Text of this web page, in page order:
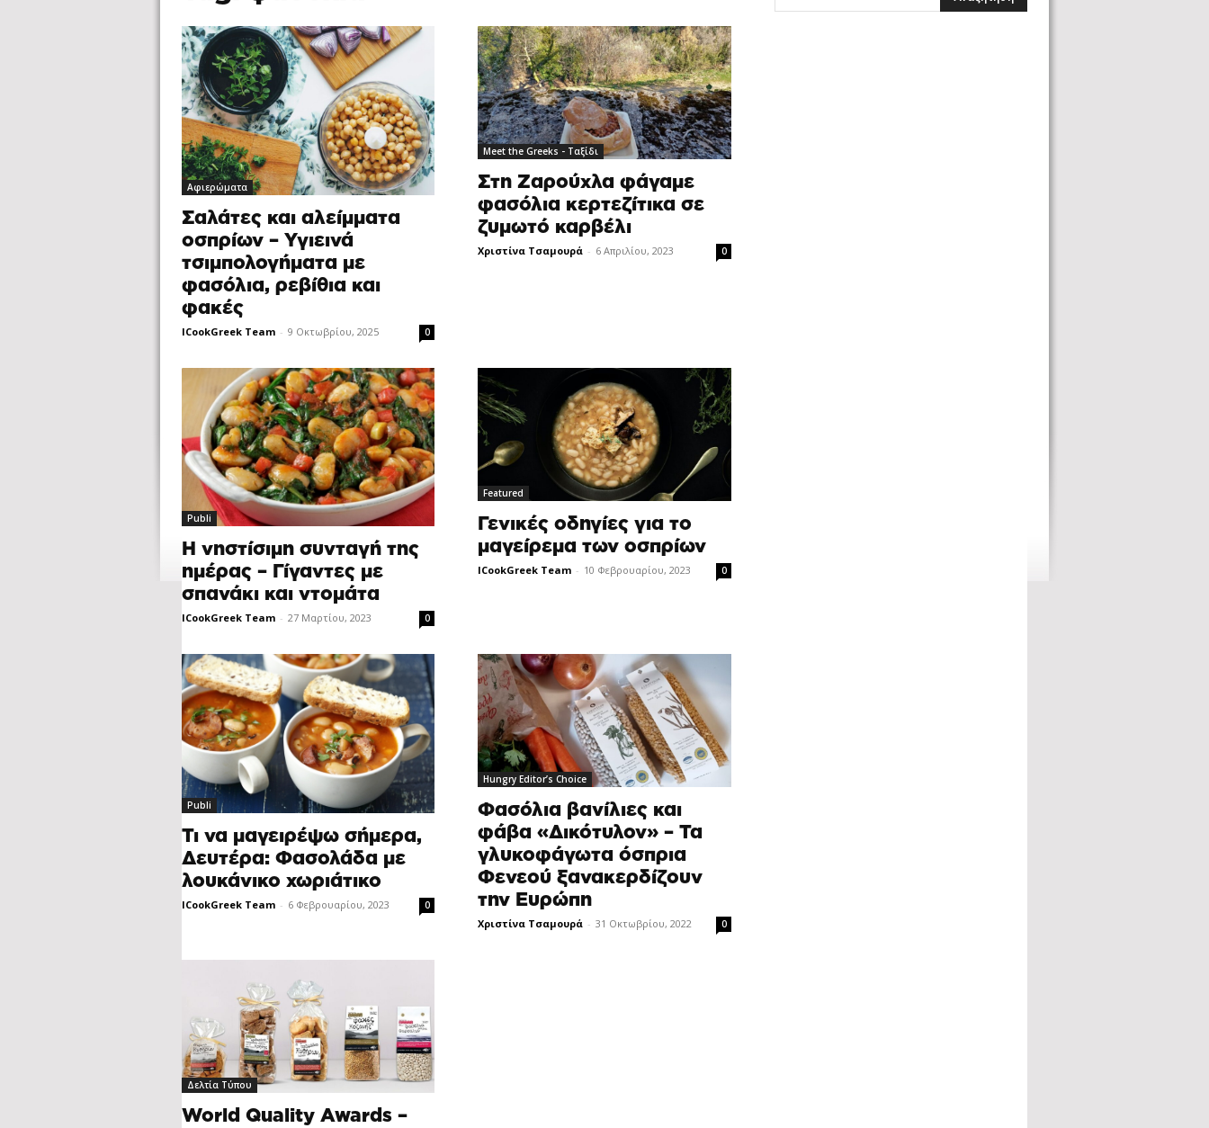
Αφιερώματα
Σαλάτες και αλείμματα
οσπρίων – Υγιεινά
τσιμπολογήματα με
φασόλια, ρεβίθια και
φακές
ICookGreek Team - 9 Οκτωβρίου, 2025 0
Meet the Greeks - Ταξίδι
Στη Ζαρούχλα φάγαμε
φασόλια κερτεζίτικα σε
ζυμωτό καρβέλι
Χριστίνα Τσαμουρά - 6 Απριλίου, 2023 0
Publi
Η νηστίσιμη συνταγή της
ημέρας – Γίγαντες με
σπανάκι και ντομάτα
ICookGreek Team - 27 Μαρτίου, 2023 0
Featured
Γενικές οδηγίες για το
μαγείρεμα των οσπρίων
ICookGreek Team - 10 Φεβρουαρίου, 2023 0
Publi
Τι να μαγειρέψω σήμερα,
Δευτέρα: Φασολάδα με
λουκάνικο χωριάτικο
ICookGreek Team - 6 Φεβρουαρίου, 2023 0
Hungry Editor’s Choice
Φασόλια βανίλιες και
φάβα «Δικότυλον» – Τα
γλυκοφάγωτα όσπρια
Φενεού ξανακερδίζουν
την Ευρώπη
Χριστίνα Τσαμουρά - 31 Οκτωβρίου, 2022 0
Δελτία Τύπου
World Quality Awards –